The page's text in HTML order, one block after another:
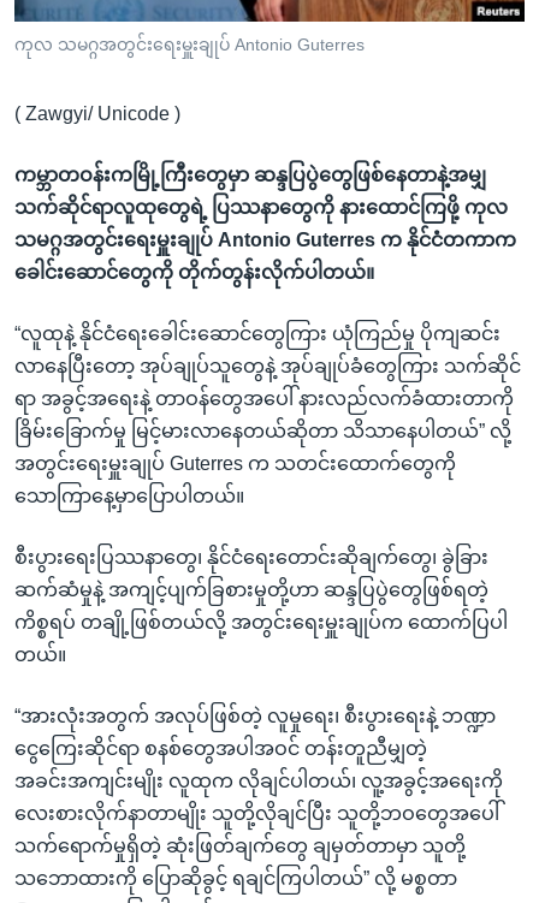
ကျော်
ကြည့်
ရှာဖွေ
နေရာ
သို့
ကျော်
ရန်
ကုလ သမဂ္ဂအတွင်းရေးမှူးချုပ် Antonio Guterres
( Zawgyi/ Unicode )
ကမ္ဘာတဝန်းကမြို့ကြီးတွေမှာ ဆန္ဒပြပွဲတွေဖြစ်နေတာနဲ့အမျှ
သက်ဆိုင်ရာလူထုတွေရဲ့ ပြဿနာတွေကို နားထောင်ကြဖို့ ကုလ
သမဂ္ဂအတွင်းရေးမှူးချုပ် Antonio Guterres က နိုင်ငံတကာက
ခေါင်းဆောင်တွေကို တိုက်တွန်းလိုက်ပါတယ်။
“လူထုနဲ့ နိုင်ငံရေးခေါင်းဆောင်တွေကြား ယုံကြည်မှု ပိုကျဆင်း
လာနေပြီးတော့ အုပ်ချုပ်သူတွေနဲ့ အုပ်ချုပ်ခံတွေကြား သက်ဆိုင်
ရာ အခွင့်အရေးနဲ့ တာဝန်တွေအပေါ် နားလည်လက်ခံထားတာကို
ခြိမ်းခြောက်မှု မြင့်မားလာနေတယ်ဆိုတာ သိသာနေပါတယ်” လို့
အတွင်းရေးမှူးချုပ် Guterres က သတင်းထောက်တွေကို
သောကြာနေ့မှာပြောပါတယ်။
စီးပွားရေးပြဿနာတွေ၊ နိုင်ငံရေးတောင်းဆိုချက်တွေ၊ ခွဲခြား
ဆက်ဆံမှုနဲ့ အကျင့်ပျက်ခြစားမှုတို့ဟာ ဆန္ဒပြပွဲတွေဖြစ်ရတဲ့
ကိစ္စရပ် တချို့ဖြစ်တယ်လို့ အတွင်းရေးမှူးချုပ်က ထောက်ပြပါ
တယ်။
“အားလုံးအတွက် အလုပ်ဖြစ်တဲ့ လူမှုရေး၊ စီးပွားရေးနဲ့ ဘဏ္ဍာ
ငွေကြေးဆိုင်ရာ စနစ်တွေအပါအဝင် တန်းတူညီမျှတဲ့
အခင်းအကျင်းမျိုး လူထုက လိုချင်ပါတယ်၊ လူ့အခွင့်အရေးကို
လေးစားလိုက်နာတာမျိုး သူတို့လိုချင်ပြီး သူတို့ဘဝတွေအပေါ်
သက်ရောက်မှုရှိတဲ့ ဆုံးဖြတ်ချက်တွေ ချမှတ်တာမှာ သူတို့
သဘောထားကို ပြောဆိုခွင့် ရချင်ကြပါတယ်” လို့ မစ္စတာ